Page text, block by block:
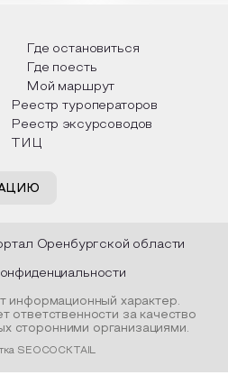
год в
и
и
такой
как
Твардовского и
каждой строчке
восхищение
яркому времени
Где остановиться
Где поесть
Мой маршрут
Реестр туроператоров
Реестр эксурсоводов
ТИЦ
Оренбургской области
информационный характер.
ответственности за качество
сторонними организациями.
SEOCOCKTAIL